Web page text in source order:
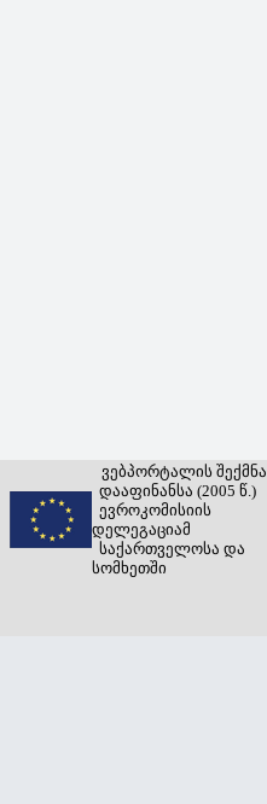
ვებპორტალის შექმნა
დააფინანსა (2005 წ.)
ევროკომისიის
დელეგაციამ
საქართველოსა და
სომხეთში